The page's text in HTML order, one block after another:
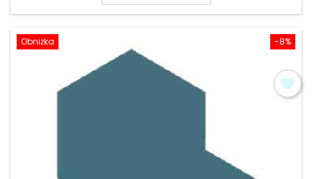
-8%
Obniżka